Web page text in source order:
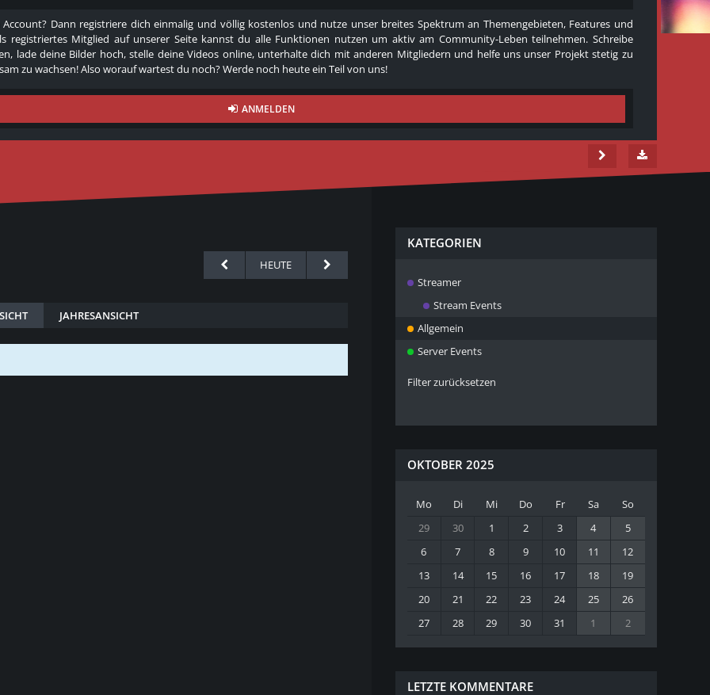
Dann registriere dich einmalig und völlig kostenlos und nutze unser breites Spektrum an Themengebieten, Features und
registriertes Mitglied auf unserer Seite kannst du alle Funktionen nutzen um aktiv am Community-Leben teilnehmen. Schreibe
lade deine Bilder hoch, stelle deine Videos online, unterhalte dich mit anderen Mitgliedern und helfe uns unser Projekt stetig zu
zu wachsen! Also worauf wartest du noch? Werde noch heute ein Teil von uns!
ANMELDEN
HEUTE
JAHRESANSICHT
KATEGORIEN
Streamer
Stream Events
Allgemein
Server Events
Filter zurücksetzen
OKTOBER 2025
Mo Di Mi Do Fr Sa
So
29
30 1 2 3 4
5
6
7 8 9 10 11
12
13
14 15 16 17 18
19
20
21 22 23 24 25
26
27
28 29 30 31 1 2
LETZTE KOMMENTARE